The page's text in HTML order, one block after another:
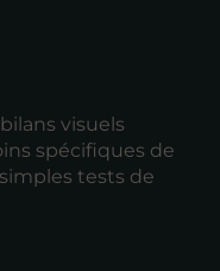
visuels
spécifiques de
tests de